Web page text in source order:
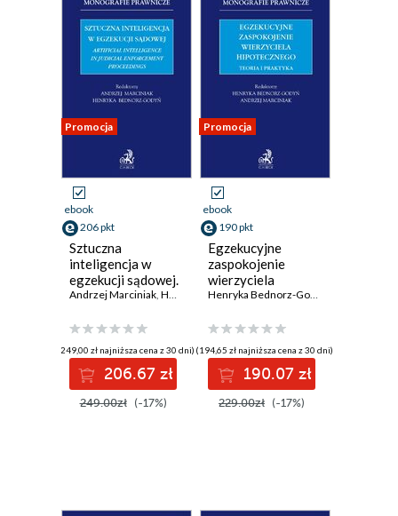
Promocja
ebook
206 pkt
Sztuczna
inteligencja w
egzekucji sądowej.
Artificial
Judicial
Enforcement
Proceedings
Andrzej Marciniak, Henryka Bednorz-Godyń ,Maria Dymitruk
(249,00 zł najniższa cena z 30 dni)
206.67 zł
249.00zł (-17%)
Promocja
ebook
190 pkt
Egzekucyjne
zaspokojenie
wierzyciela
hipotecznego.
Henryka Bednorz-Godyń
(194,65 zł najniższa cena z 30 dni)
190.07 zł
229.00zł (-17%)